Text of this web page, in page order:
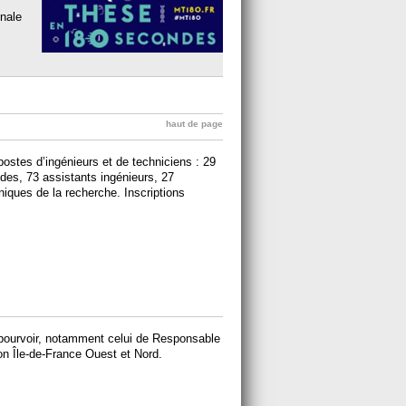
haut de page
d’ingénieurs et de techniciens : 29
73 assistants ingénieurs, 27
de la recherche. Inscriptions
notamment celui de Responsable
Île-de-France Ouest et Nord.